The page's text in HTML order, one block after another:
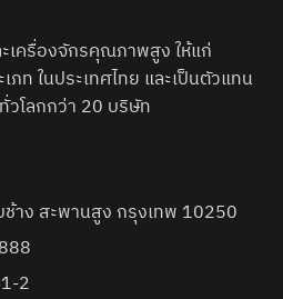
ะเครื่องจักรคุณภาพสูง ให้แก่
ท ในประเทศไทย และเป็นตัวแทน
โลกกว่า 20 บริษัท
าง สะพานสูง กรุงเทพ 10250
2